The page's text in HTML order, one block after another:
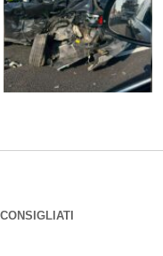
CONSIGLIATI